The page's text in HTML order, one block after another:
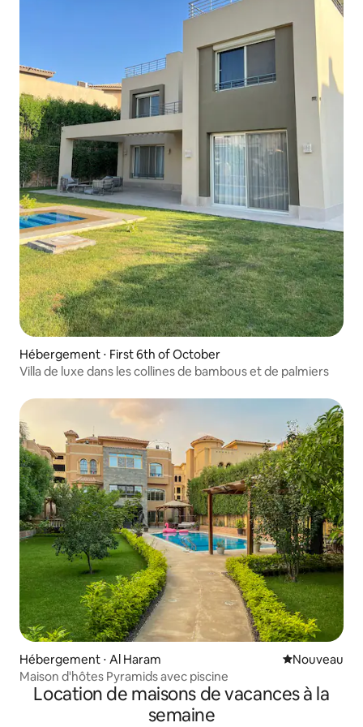
Hébergement ⋅ First 6th of October
Villa de luxe dans les collines de bambous et de palmiers
Hébergement ⋅ Al Haram Nouvel
Nouveau
Maison d'hôtes Pyramids avec piscine
Location de maisons de vacances à la
semaine